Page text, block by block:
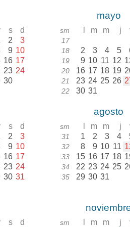
s d
2 3
9 10
16 17
23 24
30
mayo
sm m m j
17
18 2 3 4 5
19 9 10 11 12
20 16 17 18 19
21 23 24 25 26
22 30 31
s d
2 3
9 10
16 17
23 24
30 31
agosto
sm m m j
31 1 2 3 4
32 8 9 10 11
33 15 16 17 18
34 22 23 24 25
35 29 30 31
s d sm m m j